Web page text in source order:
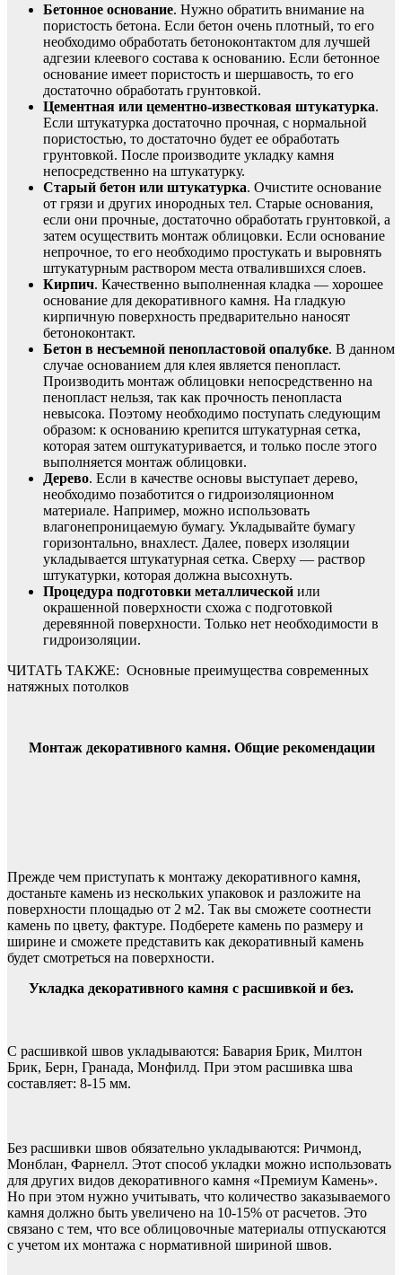
Бетонное основание. Нужно обратить внимание на
пористость бетона. Если бетон очень плотный, то его
необходимо обработать бетоноконтактом для лучшей
адгезии клеевого состава к основанию. Если бетонное
основание имеет пористость и шершавость, то его
достаточно обработать грунтовкой.
Цементная или цементно-известковая штукатурка.
Если штукатурка достаточно прочная, с нормальной
пористостью, то достаточно будет ее обработать
грунтовкой. После производите укладку камня
непосредственно на штукатурку.
Старый бетон или штукатурка. Очистите основание
от грязи и других инородных тел. Старые основания,
если они прочные, достаточно обработать грунтовкой, а
затем осуществить монтаж облицовки. Если основание
непрочное, то его необходимо простукать и выровнять
штукатурным раствором места отвалившихся слоев.
Кирпич. Качественно выполненная кладка — хорошее
основание для декоративного камня. На гладкую
кирпичную поверхность предварительно наносят
бетоноконтакт.
Бетон в несъемной пенопластовой опалубке. В данном
случае основанием для клея является пенопласт.
Производить монтаж облицовки непосредственно на
пенопласт нельзя, так как прочность пенопласта
невысока. Поэтому необходимо поступать следующим
образом: к основанию крепится штукатурная сетка,
которая затем оштукатуривается, и только после этого
выполняется монтаж облицовки.
Дерево. Если в качестве основы выступает дерево,
необходимо позаботится о гидроизоляционном
материале. Например, можно использовать
влагонепроницаемую бумагу. Укладывайте бумагу
горизонтально, внахлест. Далее, поверх изоляции
укладывается штукатурная сетка. Сверху — раствор
штукатурки, которая должна высохнуть.
Процедура подготовки металлической или
окрашенной поверхности схожа с подготовкой
деревянной поверхности. Только нет необходимости в
гидроизоляции.
ЧИТАТЬ ТАКЖЕ: Основные преимущества современных
натяжных потолков
Монтаж декоративного камня. Общие рекомендации
Прежде чем приступать к монтажу декоративного камня,
достаньте камень из нескольких упаковок и разложите на
поверхности площадью от 2 м2. Так вы сможете соотнести
камень по цвету, фактуре. Подберете камень по размеру и
ширине и сможете представить как декоративный камень
будет смотреться на поверхности.
Укладка декоративного камня с расшивкой и без.
С расшивкой швов укладываются: Бавария Брик, Милтон
Брик, Берн, Гранада, Монфилд. При этом расшивка шва
составляет: 8-15 мм.
Без расшивки швов обязательно укладываются: Ричмонд,
Монблан, Фарнелл. Этот способ укладки можно использовать
для других видов декоративного камня «Премиум Камень».
Но при этом нужно учитывать, что количество заказываемого
камня должно быть увеличено на 10-15% от расчетов. Это
связано с тем, что все облицовочные материалы отпускаются
с учетом их монтажа с нормативной шириной швов.